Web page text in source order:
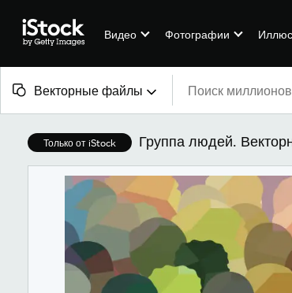
Видео Фотографии
Векторные файлы
Все материалы
Изображения
Фотографии
Иллюстрации
Векторные файлы
Только от iStock Группа людей.